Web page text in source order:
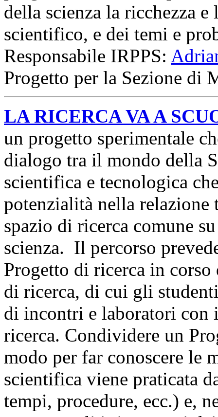
della scienza la ricchezza
scientifico, e dei temi e
Responsabile IRPPS:
Progetto per la Sezione di
LA RICERCA VA A
un progetto sperimentale
dialogo tra il mondo della
scientifica e tecnologica
potenzialità nella
spazio di ricerca comune
scienza. Il percorso
Progetto di ricerca in
di ricerca, di cui gli
di incontri e laboratori
ricerca. Condividere un
modo per far conoscere le
scientifica viene praticata
tempi, procedure, ecc.) e,